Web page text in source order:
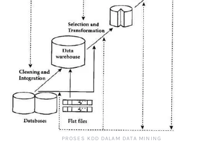
PROSES KDD DALAM DATA MINING